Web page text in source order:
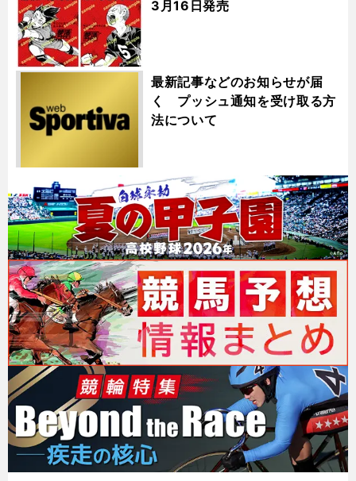
3月16日発売
最新記事などのお知らせが届
く プッシュ通知を受け取る方
法について